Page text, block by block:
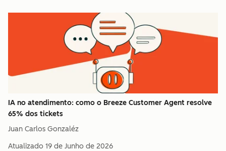
IA no atendimento: como o Breeze Customer Agent resolve
65% dos tickets
Juan Carlos Gonzaléz
Atualizado 19 de Junho de 2026